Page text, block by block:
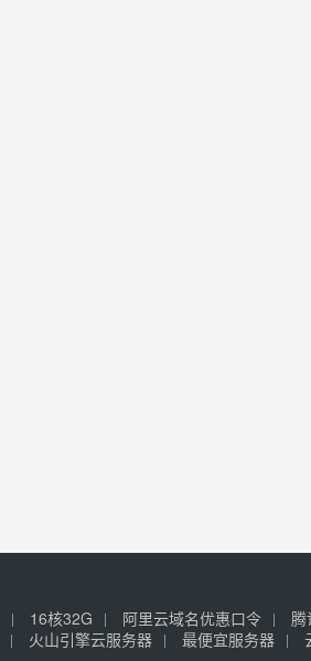
16核32G 阿里云域名优惠口令 腾
火山引擎云服务器 最便宜服务器